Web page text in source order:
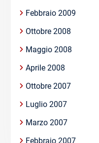
Febbraio 2009
Ottobre 2008
Maggio 2008
Aprile 2008
Ottobre 2007
Luglio 2007
Marzo 2007
Febbraio 2007